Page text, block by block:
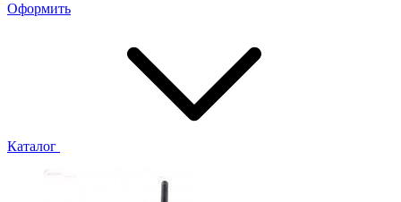
Оформить
Каталог